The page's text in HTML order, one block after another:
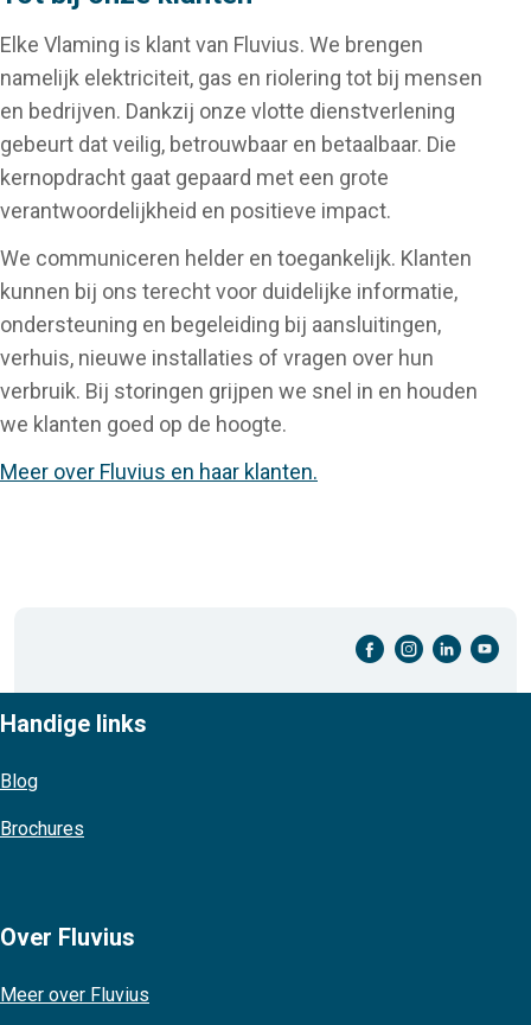
Elke Vlaming is klant van Fluvius. We brengen
namelijk elektriciteit, gas en riolering tot bij mensen
en bedrijven. Dankzij onze vlotte dienstverlening
gebeurt dat veilig, betrouwbaar en betaalbaar. Die
kernopdracht gaat gepaard met een grote
verantwoordelijkheid en positieve impact.
We communiceren helder en toegankelijk. Klanten
kunnen bij ons terecht voor duidelijke informatie,
ondersteuning en begeleiding bij aansluitingen,
verhuis, nieuwe installaties of vragen over hun
verbruik. Bij storingen grijpen we snel in en houden
we klanten goed op de hoogte.
Meer over Fluvius en haar klanten.
facebook-cirkel instagram-cirkel linkedin-cirkel youtube-cirkel
Handige links
Blog
Brochures
Over Fluvius
Meer over Fluvius